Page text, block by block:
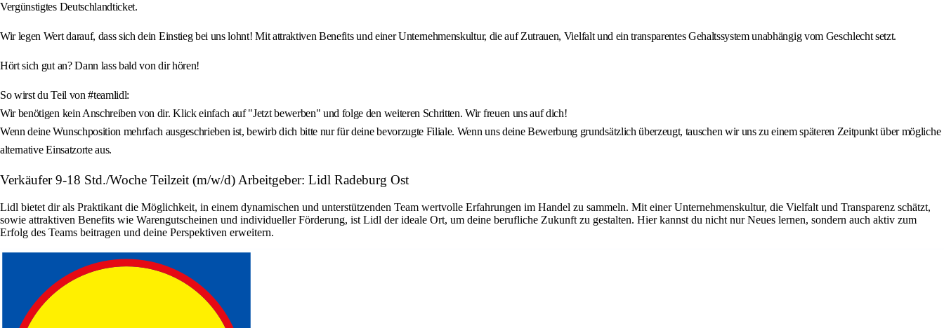
Vergünstigtes Deutschlandticket.
Wir legen Wert darauf, dass sich dein Einstieg bei uns lohnt! Mit attraktiven Benefits und einer Unternehmenskultur, die auf Zutrauen, Vielfalt und ein transparentes Gehaltssystem unabhängig vom Geschlecht setzt.
Hört sich gut an? Dann lass bald von dir hören!
So wirst du Teil von #teamlidl:
Wir benötigen kein Anschreiben von dir. Klick einfach auf "Jetzt bewerben" und folge den weiteren Schritten. Wir freuen uns auf dich!
Wenn deine Wunschposition mehrfach ausgeschrieben ist, bewirb dich bitte nur für deine bevorzugte Filiale. Wenn uns deine Bewerbung grundsätzlich überzeugt, tauschen wir uns zu einem späteren Zeitpunkt über mögliche
alternative Einsatzorte aus.
Verkäufer 9-18 Std./Woche Teilzeit (m/w/d) Arbeitgeber: Lidl Radeburg Ost
Lidl bietet dir als Praktikant die Möglichkeit, in einem dynamischen und unterstützenden Team wertvolle Erfahrungen im Handel zu sammeln. Mit einer Unternehmenskultur, die Vielfalt und Transparenz schätzt,
sowie attraktiven Benefits wie Warengutscheinen und individueller Förderung, ist Lidl der ideale Ort, um deine berufliche Zukunft zu gestalten. Hier kannst du nicht nur Neues lernen, sondern auch aktiv zum
Erfolg des Teams beitragen und deine Perspektiven erweitern.